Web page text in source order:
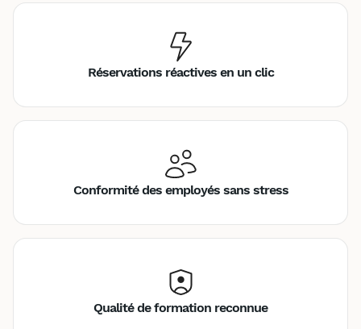
Réservations réactives en un clic
Conformité des employés sans stress
Qualité de formation reconnue